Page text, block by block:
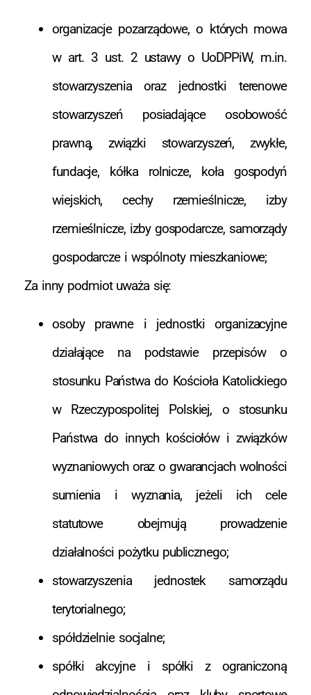
organizacje pozarządowe, o których mowa
w art. 3 ust. 2 ustawy o UoDPPiW, m.in.
stowarzyszenia oraz jednostki terenowe
stowarzyszeń posiadające osobowość
prawną, związki stowarzyszeń, zwykłe,
fundacje, kółka rolnicze, koła gospodyń
wiejskich, cechy rzemieślnicze, izby
rzemieślnicze, izby gospodarcze, samorządy
gospodarcze i wspólnoty mieszkaniowe;
Za inny podmiot uważa się:
osoby prawne i jednostki organizacyjne
działające na podstawie przepisów o
stosunku Państwa do Kościoła Katolickiego
w Rzeczypospolitej Polskiej, o stosunku
Państwa do innych kościołów i związków
wyznaniowych oraz o gwarancjach wolności
sumienia i wyznania, jeżeli ich cele
statutowe obejmują prowadzenie
działalności pożytku publicznego;
stowarzyszenia jednostek samorządu
terytorialnego;
spółdzielnie socjalne;
spółki akcyjne i spółki z ograniczoną